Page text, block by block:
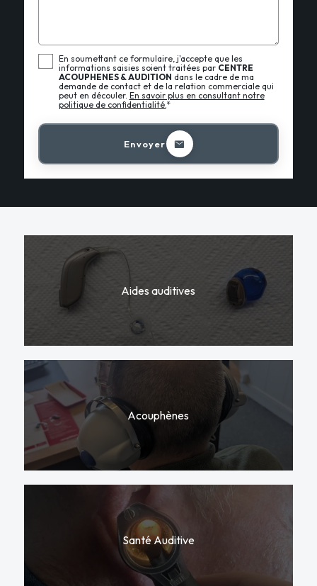
En soumettant ce formulaire, j'accepte que les
informations saisies soient traitées par CENTRE
ACOUPHENES & AUDITION dans le cadre de ma
demande de contact et de la relation commerciale qui
peut en découler. En savoir plus en consultant notre
politique de confidentialité.*
Envoyer
Aides auditives
Acouphènes
Santé Auditive